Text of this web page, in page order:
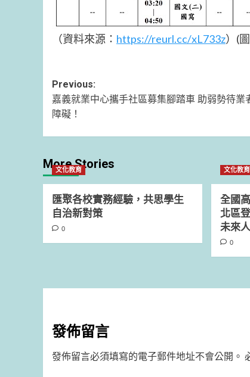
（資料來源： https://reurl.cc/xL733z）(
Post
navigation
Previous:
嘉義就業中心攜手社區募集腳踏車 助弱勢待業
障礙！
More Stories
文化教育
匯聚各校實務經驗，共思學生
自治新對策
0
文化教育
全國
北區
未來
0
發佈留言
發佈留言必須填寫的電子郵件地址不會公開。